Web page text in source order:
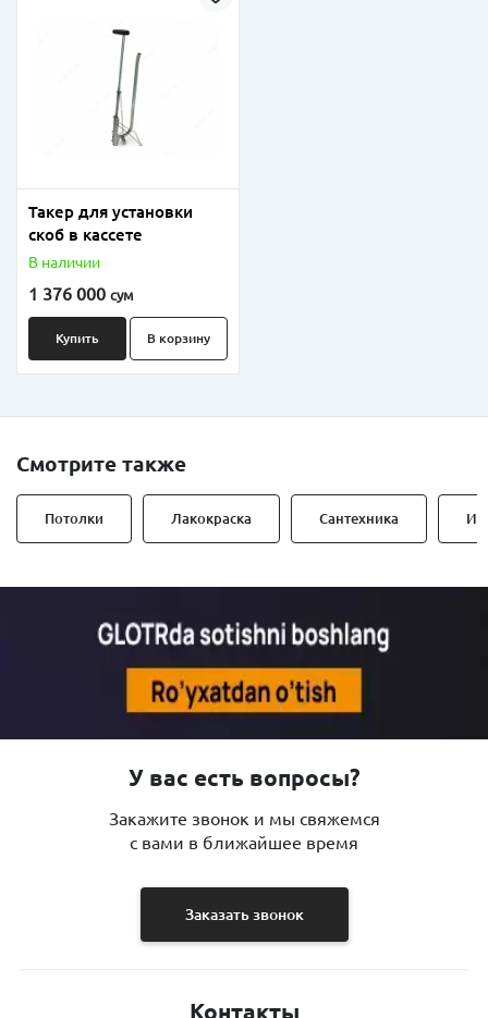
Такер для установки
скоб в кассете
В наличии
1 376 000 сум
Купить В корзину
Смотрите также
Потолки Лакокраска Сантехника
У вас есть вопросы?
Закажите звонок и мы свяжемся
с вами в ближайшее время
Заказать звонок
Контакты